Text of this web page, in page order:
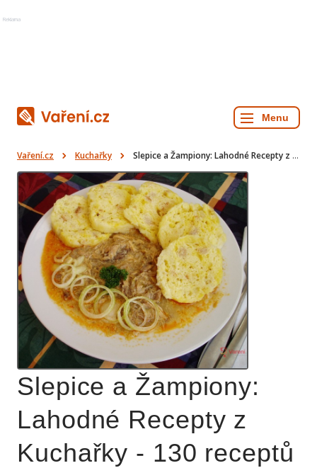
Reklama
Vaření.cz Kuchařky Slepice a Žampiony: Lahodné Recepty z Kuchařky - 130 receptů
Slepice a Žampiony:
Lahodné Recepty z
Kuchařky - 130 receptů